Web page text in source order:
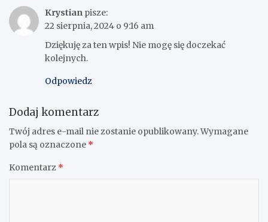
Krystian pisze:
22 sierpnia, 2024 o 9:16 am
Dziękuję za ten wpis! Nie mogę się doczekać
kolejnych.
Odpowiedz
Dodaj komentarz
Twój adres e-mail nie zostanie opublikowany.Wymagane
pola są oznaczone *
Komentarz *